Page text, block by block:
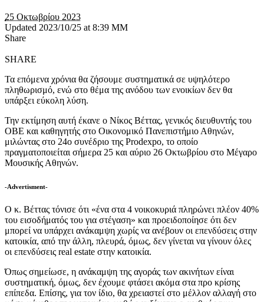
25 Οκτωβρίου 2023
Updated 2023/10/25 at 8:39 ΜΜ
Share
SHARE
Τα επόμενα χρόνια θα ζήσουμε συστηματικά σε υψηλότερο
πληθωρισμό, ενώ στο θέμα της ανόδου των ενοικίων δεν θα
υπάρξει εύκολη λύση.
Την εκτίμηση αυτή έκανε ο Νίκος Βέττας, γενικός διευθυντής του
ΟΒΕ και καθηγητής στο Οικονομικό Πανεπιστήμιο Αθηνών,
μιλώντας στο 24ο συνέδριο της Prodexpo, το οποίο
πραγματοποιείται σήμερα 25 και αύριο 26 Οκτωβρίου στο Μέγαρο
Μουσικής Αθηνών.
-Advertisment-
Ο κ. Βέττας τόνισε ότι «ένα στα 4 νοικοκυριά πληρώνει πλέον 40%
του εισοδήματός του για στέγαση» και προειδοποίησε ότι δεν
μπορεί να υπάρχει ανάκαμψη χωρίς να ανέβουν οι επενδύσεις στην
κατοικία, από την άλλη, πλευρά, όμως, δεν γίνεται να γίνουν όλες
οι επενδύσεις real estate στην κατοικία.
Όπως σημείωσε, η ανάκαμψη της αγοράς των ακινήτων είναι
συστηματική, όμως, δεν έχουμε φτάσει ακόμα στα προ κρίσης
επίπεδα. Επίσης, για τον ίδιο, θα χρειαστεί στο μέλλον αλλαγή στο